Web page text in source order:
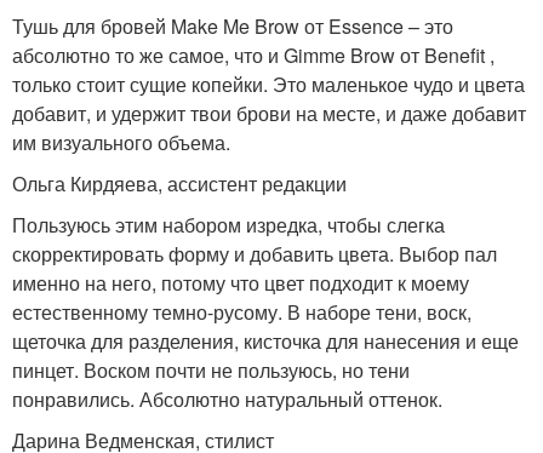
Тушь для бровей Make Me Brow от Essence – это
абсолютно то же самое, что и Gimme Brow от Benefit ,
только стоит сущие копейки. Это маленькое чудо и цвета
добавит, и удержит твои брови на месте, и даже добавит
им визуального объема.
Ольга Кирдяева, ассистент редакции
Пользуюсь этим набором изредка, чтобы слегка
скорректировать форму и добавить цвета. Выбор пал
именно на него, потому что цвет подходит к моему
естественному темно-русому. В наборе тени, воск,
щеточка для разделения, кисточка для нанесения и еще
пинцет. Воском почти не пользуюсь, но тени
понравились. Абсолютно натуральный оттенок.
Дарина Ведменская, стилист